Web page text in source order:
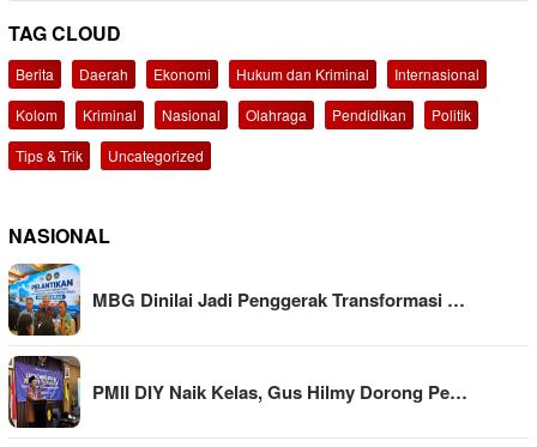
TAG CLOUD
Berita Daerah Ekonomi Hukum dan Kriminal
Internasional
Kolom
Kriminal Nasional Olahraga Pendidikan
Politik
Tips & Trik
Uncategorized
NASIONAL
MBG Dinilai Jadi Penggerak Transformasi …
PMII DIY Naik Kelas, Gus Hilmy Dorong Pe…